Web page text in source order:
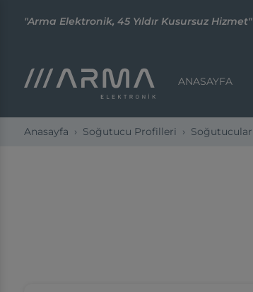
"Arma Elektronik, 45 Yıldır Kusursuz Hizmet"
ANASAYFA
Anasayfa Soğutucu Profilleri Soğutucular